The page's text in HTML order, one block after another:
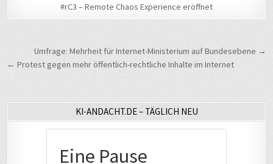
#rC3 – Remote Chaos Experience eröffnet
Beitragsnavigation
Umfrage: Mehrheit für Internet-Ministerium auf Bundesebene →
← Protest gegen mehr öffentlich-rechtliche Inhalte im Internet
KI-ANDACHT.DE – TÄGLICH NEU